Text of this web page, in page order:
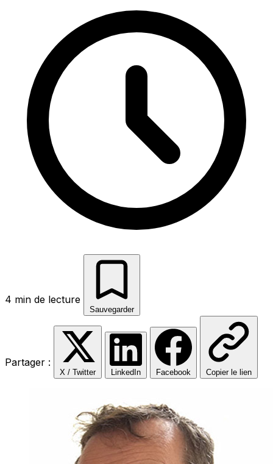
4 min de lecture
Sauvegarder
Partager :
X / Twitter LinkedIn Facebook Copier le lien